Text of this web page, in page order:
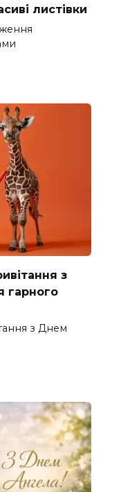
листівки
з
гарного
з Днем